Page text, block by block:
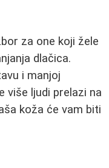
za one koji žele
dlačica.
i manjoj
više ljudi prelazi na
koža će vam biti